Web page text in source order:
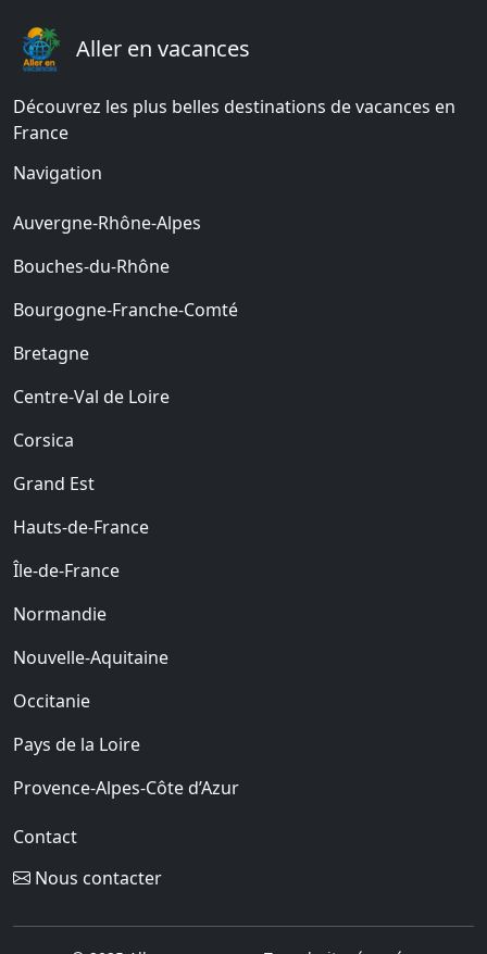
Aller en vacances
Découvrez les plus belles destinations de vacances en
France
Navigation
Auvergne-Rhône-Alpes
Bouches-du-Rhône
Bourgogne-Franche-Comté
Bretagne
Centre-Val de Loire
Corsica
Grand Est
Hauts-de-France
Île-de-France
Normandie
Nouvelle-Aquitaine
Occitanie
Pays de la Loire
Provence-Alpes-Côte d’Azur
Contact
Nous contacter